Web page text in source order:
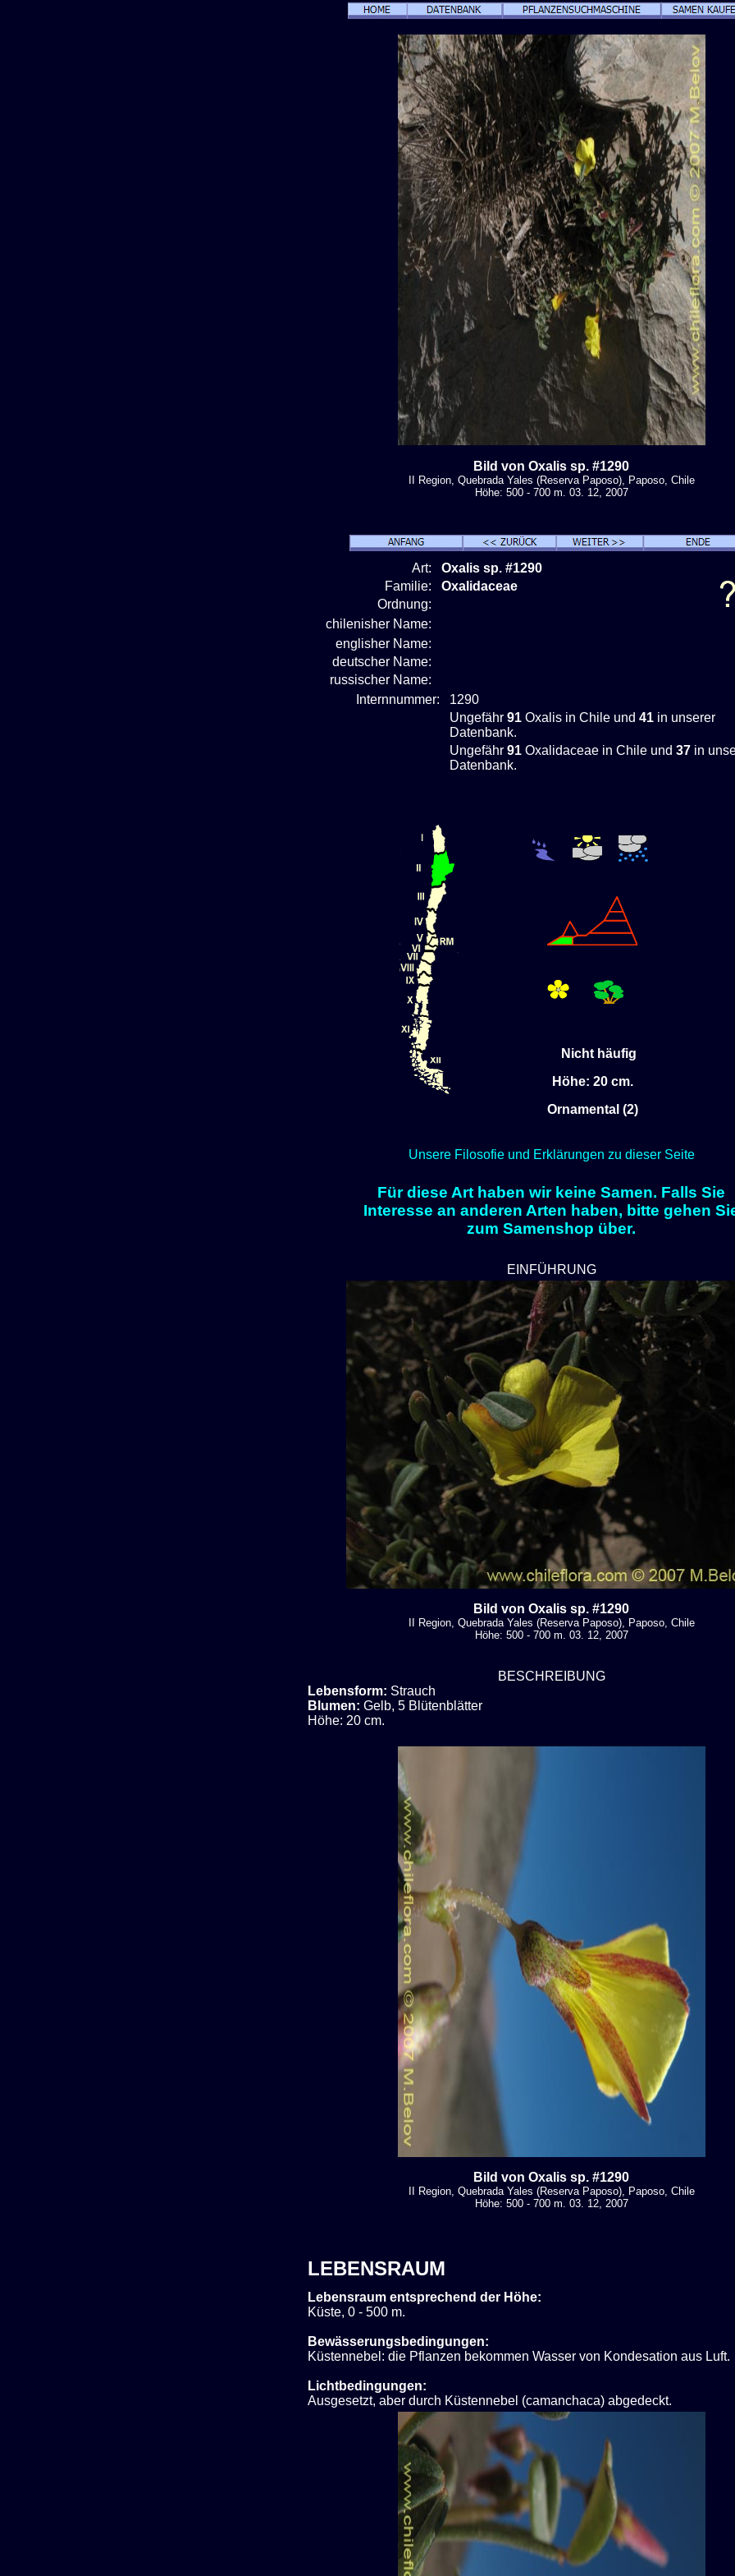
Bild von Oxalis sp. #1290
II Region, Quebrada Yales (Reserva Paposo), Paposo, Chile
Höhe: 500 - 700 m. 03. 12, 2007
Art:
Oxalis sp. #1290
Familie:
Oxalidaceae
Ordnung:
chilenisher Name:
englisher Name:
deutscher Name:
russischer Name:
Internnummer:
1290
Ungefähr 91 Oxalis in Chile und 41 in unserer
Datenbank.
Ungefähr 91 Oxalidaceae in Chile und 37 in
Datenbank.
Nicht häufig
Höhe: 20 cm.
Ornamental (2)
Unsere Filosofie und Erklärungen zu dieser Seite
Für diese Art haben wir keine Samen. Falls Sie
Interesse an anderen Arten haben, bitte gehen
zum Samenshop über.
EINFÜHRUNG
Bild von Oxalis sp. #1290
II Region, Quebrada Yales (Reserva Paposo), Paposo, Chile
Höhe: 500 - 700 m. 03. 12, 2007
BESCHREIBUNG
Lebensform: Strauch
Blumen: Gelb, 5 Blütenblätter
Höhe: 20 cm.
Bild von Oxalis sp. #1290
II Region, Quebrada Yales (Reserva Paposo), Paposo, Chile
Höhe: 500 - 700 m. 03. 12, 2007
LEBENSRAUM
Lebensraum entsprechend der Höhe:
Küste, 0 - 500 m.
Bewässerungsbedingungen:
Küstennebel: die Pflanzen bekommen Wasser von Kondesation aus Luft.
Lichtbedingungen:
Ausgesetzt, aber durch Küstennebel (camanchaca) abgedeckt.